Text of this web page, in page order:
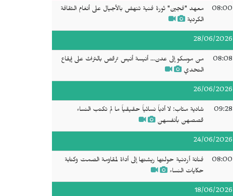
08:00
معهد "فجين" ثورة فنية تنهض بالأجيال على أنغام الثقافة
الكردية
28/06/2026
08:08
من موسكو إلى عدن... أنيسة أنيس ترقص بالتراث على إيقاع
التحدي
26/06/2026
09:28
شادية منّاب: لا أدباً نسائياً حقيقياً ما لم تكتب النساء
قصصهن بأنفسهن
24/06/2026
08:00
فنانة أردنية حولتها ريشتها إلى أداة لمقاومة الصمت وكتابة
حكايات النساء
18/06/2026